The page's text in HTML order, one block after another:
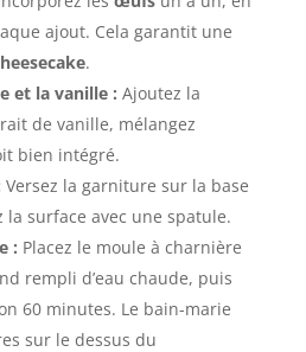
ajout. Cela garantit une
.
et la vanille : Ajoutez la
de vanille, mélangez
bien intégré.
Versez la garniture sur la base
surface avec une spatule.
: Placez le moule à charnière
rempli d’eau chaude, puis
60 minutes. Le bain-marie
sur le dessus du